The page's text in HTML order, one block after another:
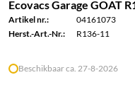
Ecovacs Garage GOAT
Artikel nr.:
04161073
Herst.-Art.-Nr.:
R136-11
Beschikbaar ca. 27-8-2026